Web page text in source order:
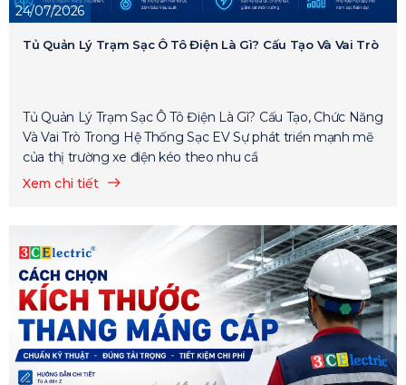
24/07/2026
Tủ Quản Lý Trạm Sạc Ô Tô Điện Là Gì? Cấu Tạo Và Vai Trò
Tủ Quản Lý Trạm Sạc Ô Tô Điện Là Gì? Cấu Tạo, Chức Năng
Và Vai Trò Trong Hệ Thống Sạc EV Sự phát triển mạnh mẽ
của thị trường xe điện kéo theo nhu cầ
Xem chi tiết